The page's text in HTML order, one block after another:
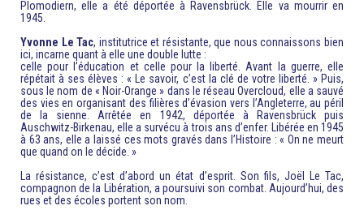
Plomodiern, elle a été déportée à Ravensbrück. Elle va mourrir en
1945.
Yvonne Le Tac, institutrice et résistante, que nous connaissons bien
ici, incarne quant à elle une double lutte :
celle pour l’éducation et celle pour la liberté. Avant la guerre, elle
répétait à ses élèves : « Le savoir, c’est la clé de votre liberté. » Puis,
sous le nom de « Noir-Orange » dans le réseau Overcloud, elle a sauvé
des vies en organisant des filières d’évasion vers l’Angleterre, au péril
de la sienne. Arrêtée en 1942, déportée à Ravensbrück puis
Auschwitz-Birkenau, elle a survécu à trois ans d’enfer. Libérée en 1945
à 63 ans, elle a laissé ces mots gravés dans l’Histoire : « On ne meurt
que quand on le décide. »
La résistance, c’est d’abord un état d’esprit. Son fils, Joël Le Tac,
compagnon de la Libération, a poursuivi son combat. Aujourd’hui, des
rues et des écoles portent son nom.